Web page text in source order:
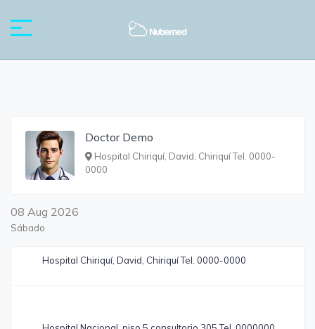
Doctor Demo
Hospital Chiriquí, David, Chiriquí Tel. 0000-
0000
08 Aug 2026
Sábado
Hospital Chiriquí, David, Chiriquí Tel. 0000-0000